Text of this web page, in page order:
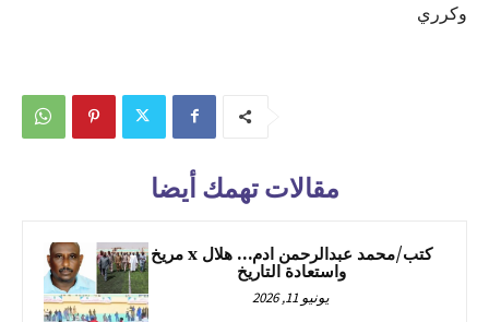
وكرري
مقالات تهمك أيضا
كتب/محمد عبدالرحمن ادم… هلال x مريخ
واستعادة التاريخ
يونيو 11, 2026